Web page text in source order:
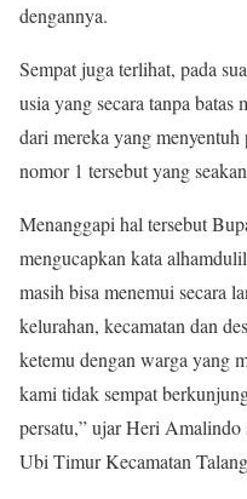
dengannya.
Sempat juga terlihat, pada
usia yang secara tanpa batas
dari mereka yang
nomor 1 tersebut yang
Menanggapi hal tersebut
mengucapkan kata
masih bisa menemui secara
kelurahan, kecamatan dan
ketemu dengan warga yang
kami tidak sempat
persatu,” ujar Heri Amalindo
Ubi Timur Kecamatan